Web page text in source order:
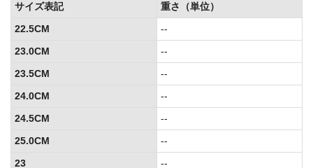
サイズ表記
重さ（単位）
22.5CM
--
23.0CM
--
23.5CM
--
24.0CM
--
24.5CM
--
25.0CM
--
23
--